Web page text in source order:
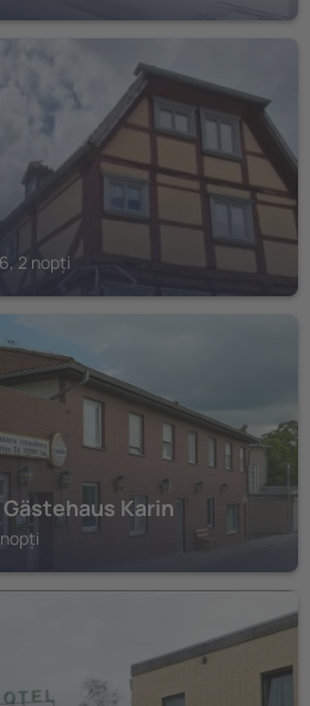
2 nopți
Karin